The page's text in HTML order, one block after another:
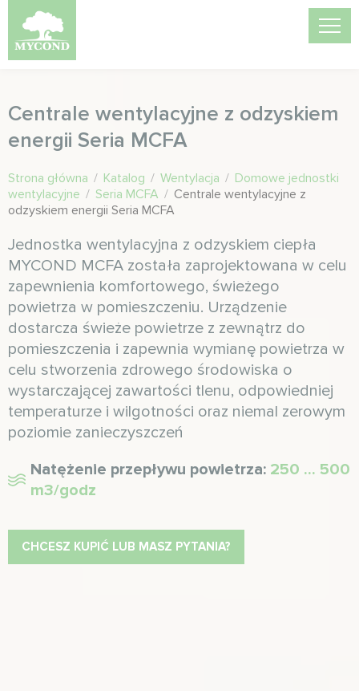
Centrale wentylacyjne z odzyskiem
energii Seria MCFA
Strona główna / Katalog / Wentylacja / Domowe jednostki
wentylacyjne / Seria MCFA / Centrale wentylacyjne z
odzyskiem energii Seria MCFA
Jednostka wentylacyjna z odzyskiem ciepła
MYCOND MCFA została zaprojektowana w celu
zapewnienia komfortowego, świeżego
powietrza w pomieszczeniu. Urządzenie
dostarcza świeże powietrze z zewnątrz do
pomieszczenia i zapewnia wymianę powietrza w
celu stworzenia zdrowego środowiska o
wystarczającej zawartości tlenu, odpowiedniej
temperaturze i wilgotności oraz niemal zerowym
poziomie zanieczyszczeń
Natężenie przepływu powietrza: 250 ... 500
m3/godz
CHCESZ KUPIĆ LUB MASZ PYTANIA?